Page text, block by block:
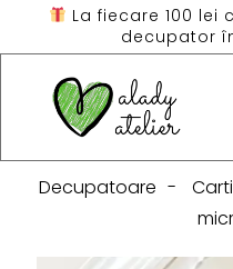
La fiecare 100 lei
decupator
Decupatoare -